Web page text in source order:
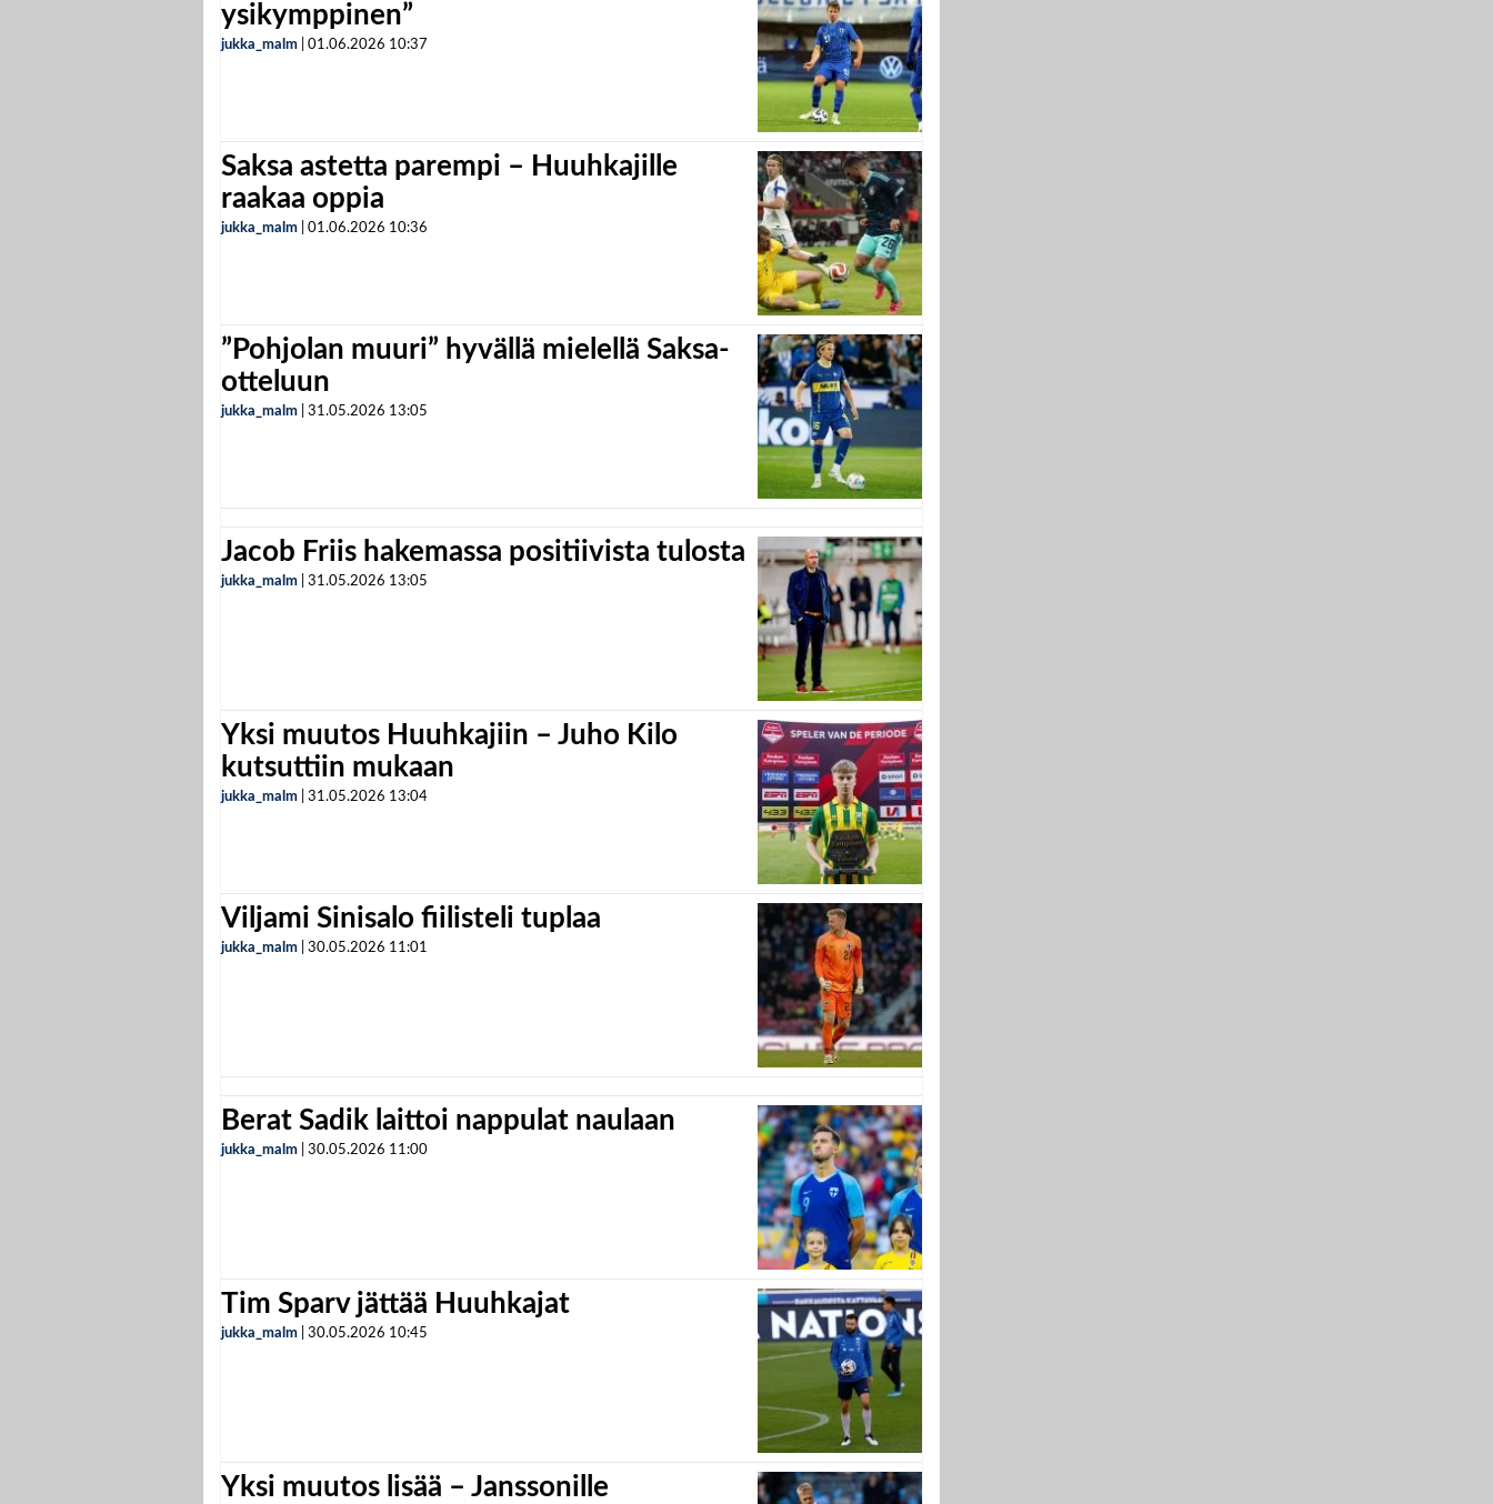
ysikymppinen”
jukka_malm 01.06.2026 10:37
Saksa astetta parempi – Huuhkajille
raakaa oppia
jukka_malm 01.06.2026 10:36
”Pohjolan muuri” hyvällä mielellä Saksa-
otteluun
jukka_malm 31.05.2026 13:05
Jacob Friis hakemassa positiivista tulosta
jukka_malm 31.05.2026 13:05
Yksi muutos Huuhkajiin – Juho Kilo
kutsuttiin mukaan
jukka_malm 31.05.2026 13:04
Viljami Sinisalo fiilisteli tuplaa
jukka_malm 30.05.2026 11:01
Berat Sadik laittoi nappulat naulaan
jukka_malm 30.05.2026 11:00
Tim Sparv jättää Huuhkajat
jukka_malm 30.05.2026 10:45
Yksi muutos lisää – Janssonille